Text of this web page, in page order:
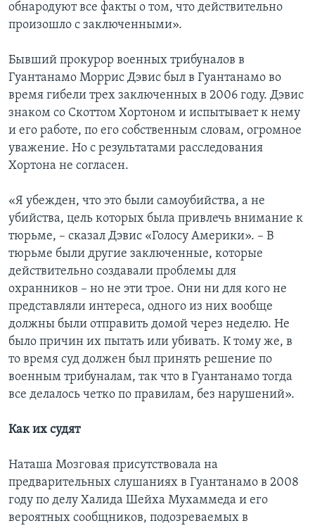
обнародуют все факты о том, что действительно
произошло с заключенными».
Бывший прокурор военных трибуналов в
Гуантанамо Моррис Дэвис был в Гуантанамо во
время гибели трех заключенных в 2006 году. Дэвис
знаком со Скоттом Хортоном и испытывает к нему
и его работе, по его собственным словам, огромное
уважение. Но с результатами расследования
Хортона не согласен.
«Я убежден, что это были самоубийства, а не
убийства, цель которых была привлечь внимание к
тюрьме, – сказал Дэвис «Голосу Америки». – В
тюрьме были другие заключенные, которые
действительно создавали проблемы для
охранников – но не эти трое. Они ни для кого не
представляли интереса, одного из них вообще
должны были отправить домой через неделю. Не
было причин их пытать или убивать. К тому же, в
то время суд должен был принять решение по
военным трибуналам, так что в Гуантанамо тогда
все делалось четко по правилам, без нарушений».
Как их судят
Наташа Мозговая присутствовала на
предварительных слушаниях в Гуантанамо в 2008
году по делу Халида Шейха Мухаммеда и его
вероятных сообщников, подозреваемых в